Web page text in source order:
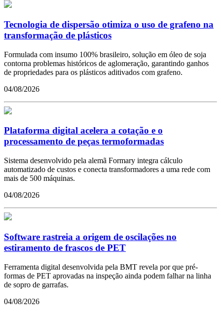
Tecnologia de dispersão otimiza o uso de grafeno na
transformação de plásticos
Formulada com insumo 100% brasileiro, solução em óleo de soja
contorna problemas históricos de aglomeração, garantindo ganhos
de propriedades para os plásticos aditivados com grafeno.
04/08/2026
Plataforma digital acelera a cotação e o
processamento de peças termoformadas
Sistema desenvolvido pela alemã Formary integra cálculo
automatizado de custos e conecta transformadores a uma rede com
mais de 500 máquinas.
04/08/2026
Software rastreia a origem de oscilações no
estiramento de frascos de PET
Ferramenta digital desenvolvida pela BMT revela por que pré-
formas de PET aprovadas na inspeção ainda podem falhar na linha
de sopro de garrafas.
04/08/2026